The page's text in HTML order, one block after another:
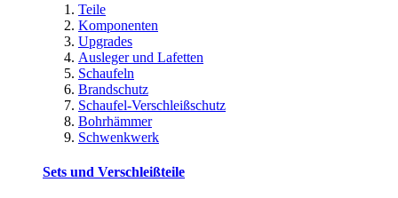
Teile
Komponenten
Upgrades
Ausleger und Lafetten
Schaufeln
Brandschutz
Schaufel-Verschleißschutz
Bohrhämmer
Schwenkwerk
Sets und Verschleißteile